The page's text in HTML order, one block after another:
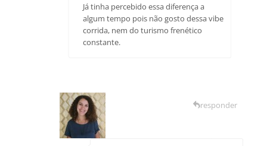
Já tinha percebido essa diferença a
algum tempo pois não gosto dessa vibe
corrida, nem do turismo frenético
constante.
responder